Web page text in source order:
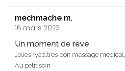
mechmache m.
16 mars 2023
Un moment de rêve
Jolies ryad.tres bon massage
Au petit soin